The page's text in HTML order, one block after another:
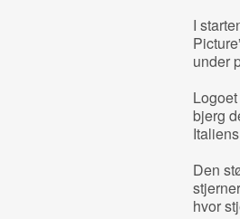
I
under
bjerg
Den
hvor